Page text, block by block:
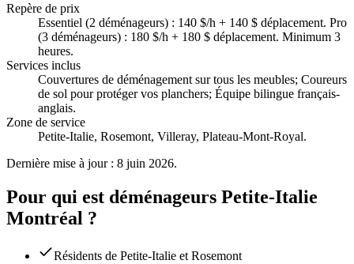
Repère de prix
Essentiel (2 déménageurs) : 140 $/h + 140 $ déplacement. Pro
(3 déménageurs) : 180 $/h + 180 $ déplacement. Minimum 3
heures.
Services inclus
Couvertures de déménagement sur tous les meubles; Coureurs
de sol pour protéger vos planchers; Équipe bilingue français-
anglais.
Zone de service
Petite-Italie, Rosemont, Villeray, Plateau-Mont-Royal.
Dernière mise à jour : 8 juin 2026.
Pour qui est déménageurs Petite-Italie
Montréal ?
Résidents de Petite-Italie et Rosemont